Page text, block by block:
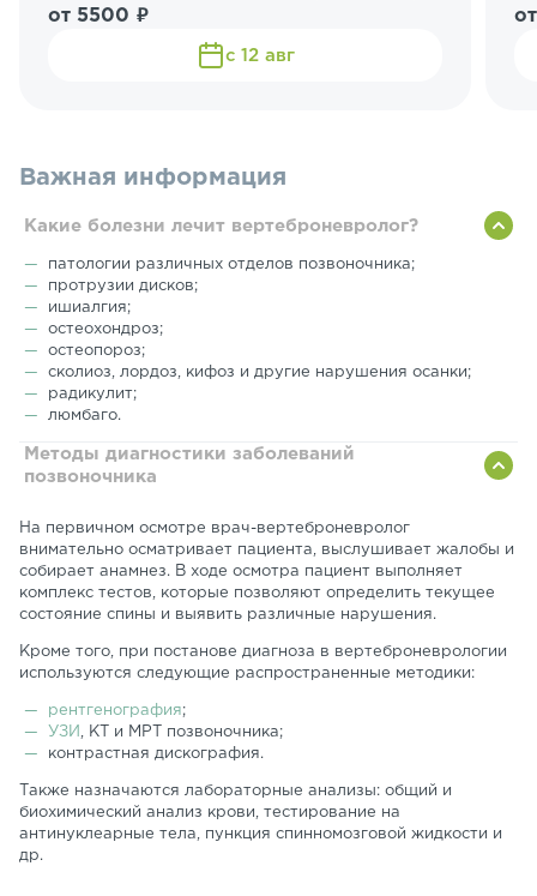
от 5500 ₽
с 12 авг
Важная информация
Какие болезни лечит вертеброневролог?
патологии различных отделов позвоночника;
протрузии дисков;
ишиалгия;
остеохондроз;
остеопороз;
сколиоз, лордоз, кифоз и другие нарушения осанки;
радикулит;
люмбаго.
Методы диагностики заболеваний
позвоночника
На первичном осмотре врач-вертеброневролог
внимательно осматривает пациента, выслушивает жалобы и
собирает анамнез. В ходе осмотра пациент выполняет
комплекс тестов, которые позволяют определить текущее
состояние спины и выявить различные нарушения.
Кроме того, при постанове диагноза в вертеброневрологии
используются следующие распространенные методики:
рентгенография;
УЗИ
, КТ и МРТ позвоночника;
контрастная дискография.
Также назначаются лабораторные анализы: общий и
биохимический анализ крови, тестирование на
антинуклеарные тела, пункция спинномозговой жидкости и
др.